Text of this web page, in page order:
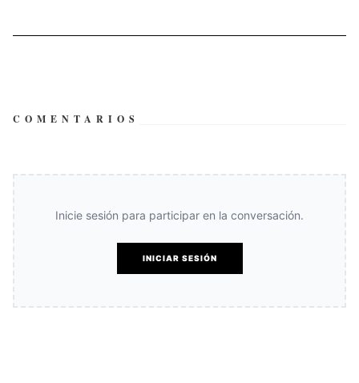
COMENTARIOS
Inicie sesión para participar en la conversación.
INICIAR SESIÓN